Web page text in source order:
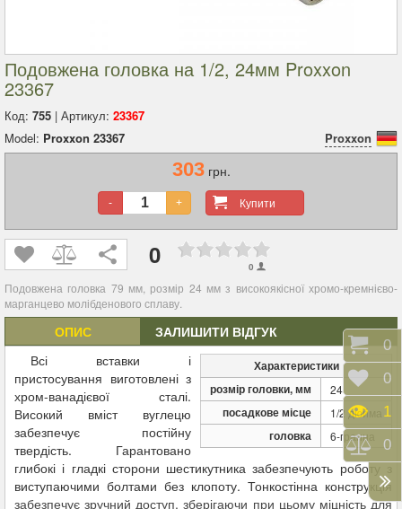
Подовжена головка на 1/2, 24мм Proxxon
23367
Код: 755 | Артикул: 23367
Model: Proxxon 23367 Proxxon
303грн.
Купити
- +
0 0
Подовжена головка 79 мм, розмір 24 мм з високоякісної хромо-кремнієво-
марганцево молібденового сплаву.
ОПИС ЗАЛИШИТИ ВІДГУК
Характеристики
розмір головки, мм
24
посадкове місце 1/2 дюйма
головка 6-гранна
Всі вставки і
пристосування виготовлені з
хром-ванадієвої сталі.
Високий вміст вуглецю
забезпечує постійну
твердість. Гарантовано
глибокі і гладкі сторони шестикутника забезпечують роботу з
виступаючими болтами без клопоту. Тонкостінна конструкція
забезпечує зручний доступ, зберігаючи при цьому міцність для
0
0
1
0